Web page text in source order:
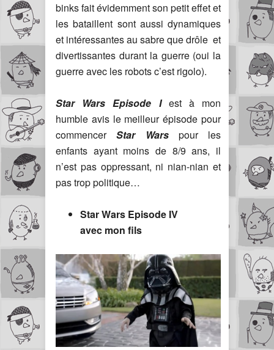
binks fait évidemment son petit effet et
les bataillent sont aussi dynamiques
et intéressantes au sabre que drôle et
divertissantes durant la guerre (oui la
guerre avec les robots c’est rigolo).
Star Wars Episode Iest à mon
humble avis le meilleur épisode pour
commencerStar Warspour les
enfants ayant moins de 8/9 ans, il
n’est pas oppressant, ni nian-nian et
pas trop politique…
Star Wars Episode IV
avec mon fils